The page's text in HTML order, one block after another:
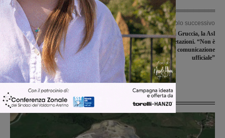
Articolo precedente
“E quindi uscimmo a riveder le
stelle”: lo spot contro la dipendenza
da gioco d’azzardo nato dalla
testimonianza di un giovane del
Valdarno
Articolo successivo
Punto nascita della Gruccia, la Asl
frena le false interpretazioni. “Non è
pervenuta alcuna comunicazione
ufficiale”
Ultime Notizie